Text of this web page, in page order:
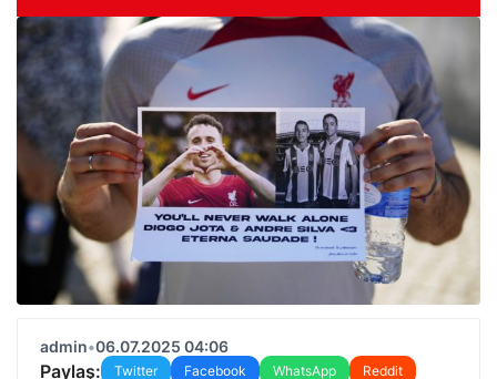
admin•06.07.2025 04:06
Paylaş: Twitter Facebook WhatsApp
Reddit